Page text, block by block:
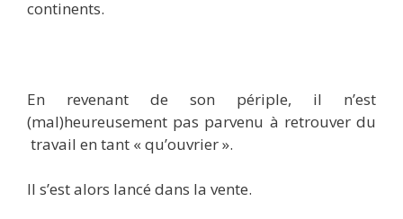
continents.
En revenant de son périple, il n’est
(mal)heureusement pas parvenu à retrouver du
travail en tant « qu’ouvrier ».
Il s’est alors lancé dans la vente.